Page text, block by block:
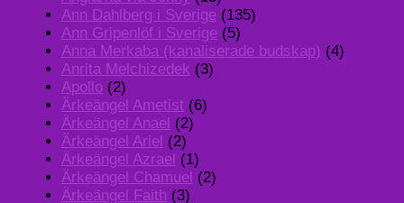
Ann Dahlberg i Sverige (135)
Ann Gripenlöf i Sverige (5)
Anna Merkaba (kanaliserade budskap) (4)
Anrita Melchizedek (3)
Apollo (2)
Ärkeängel Ametist (6)
Ärkeängel Anael (2)
Ärkeängel Ariel (2)
Ärkeängel Azrael (1)
Ärkeängel Chamuel (2)
Ärkeängel Faith (3)